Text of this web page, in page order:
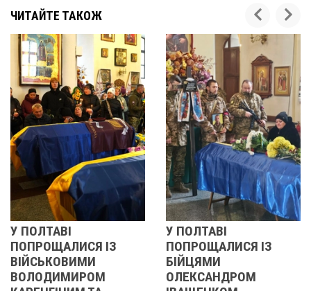
ЧИТАЙТЕ ТАКОЖ
ІЗ
У ПОЛТАВІ
ПОПРОЩАЛИСЯ ІЗ
БІЙЦЯМИ
ОЛЕКСАНДРОМ
2013